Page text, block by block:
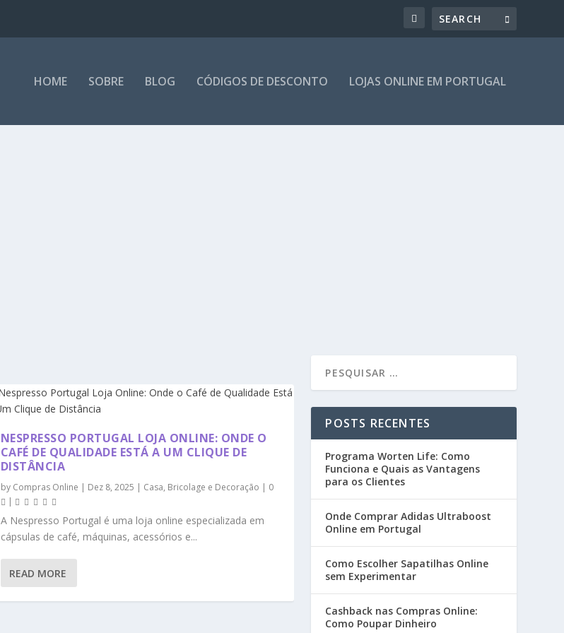
HOME SOBRE BLOG CÓDIGOS DE DESCONTO LOJAS ONLINE EM PORTUGAL
NESPRESSO PORTUGAL LOJA ONLINE: ONDE O
CAFÉ DE QUALIDADE ESTÁ A UM CLIQUE DE
DISTÂNCIA
by Compras Online | Dez 8, 2025 | Casa, Bricolage e Decoração | 0
|
A Nespresso Portugal é uma loja online especializada em
cápsulas de café, máquinas, acessórios e...
READ MORE
POSTS RECENTES
Programa Worten Life: Como
Funciona e Quais as Vantagens
para os Clientes
Onde Comprar Adidas Ultraboost
Online em Portugal
Como Escolher Sapatilhas Online
sem Experimentar
Cashback nas Compras Online:
Como Poupar Dinheiro